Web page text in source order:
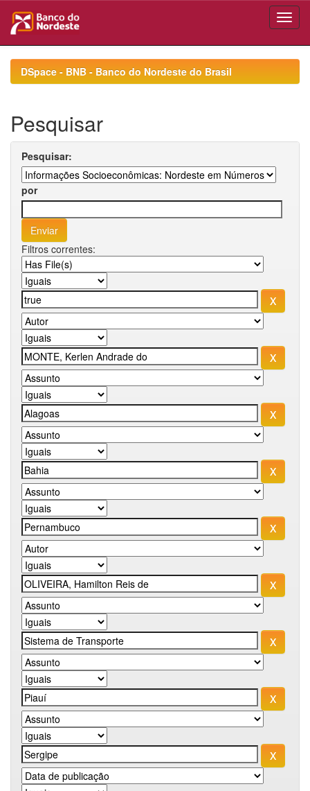
navigationDSpace - BNB - Banco do Nordeste do Brasil
Pesquisar
Pesquisar:
por
Filtros correntes: